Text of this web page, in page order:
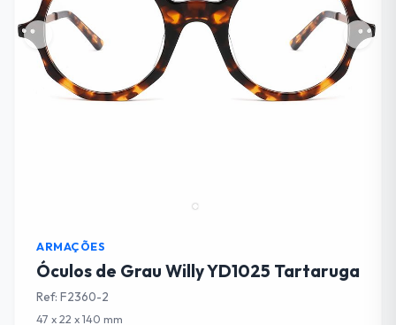
ARMAÇÕES
Óculos de Grau Willy YD1025 Tartaruga
Ref: F2360-2
47 x 22 x 140 mm
Cancelar Adicionar ao Carrinho